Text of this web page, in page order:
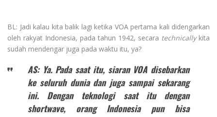
BL: Jadi kalau kita balik lagi ketika VOA pertama kali didengarkan
oleh rakyat Indonesia, pada tahun 1942, secara technicallykita
sudah mendengar juga pada waktu itu, ya?
AS: Ya. Pada saat itu, siaran VOA disebarkan
ke seluruh dunia dan juga sampai sekarang
ini. Dengan teknologi saat itu dengan
shortwave, orang Indonesia pun bisa